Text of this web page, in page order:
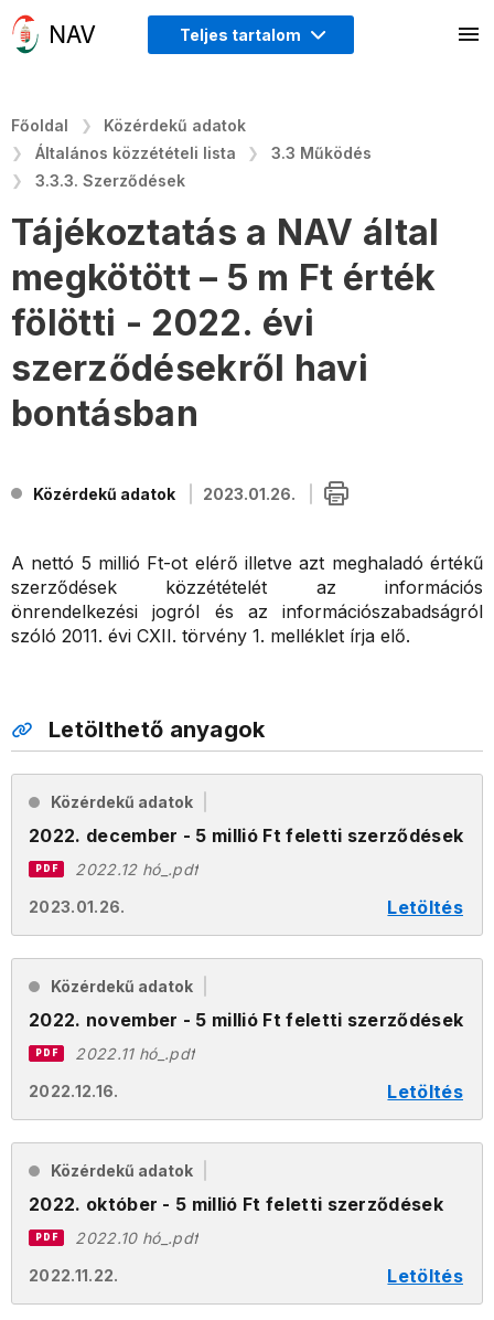
Teljes tartalom
Főoldal
Közérdekű adatok
Általános közzétételi lista
3.3 Működés
3.3.3. Szerződések
Tájékoztatás a NAV által
megkötött – 5 m Ft érték
fölötti - 2022. évi
szerződésekről havi
bontásban
Közérdekű adatok 2023.01.26.
A nettó 5 millió Ft-ot elérő illetve azt meghaladó értékű
szerződések közzétételét az információs
önrendelkezési jogról és az információszabadságról
szóló 2011. évi CXII. törvény 1. melléklet írja elő.
Letölthető anyagok
Közérdekű adatok
2022. december - 5 millió Ft feletti szerződések
2023.01.26. Letöltés
PDF 2022.12 hó_.pdf
Közérdekű adatok
2022. november - 5 millió Ft feletti szerződések
2022.12.16. Letöltés
PDF 2022.11 hó_.pdf
Közérdekű adatok
2022. október - 5 millió Ft feletti szerződések
2022.11.22. Letöltés
PDF 2022.10 hó_.pdf